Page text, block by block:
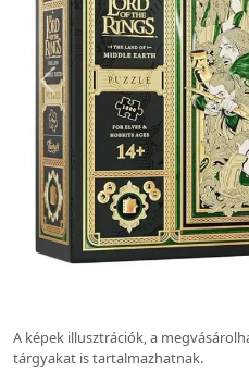
Előző kép
A képek illusztrációk, a
tárgyakat is tartalmazhatnak.